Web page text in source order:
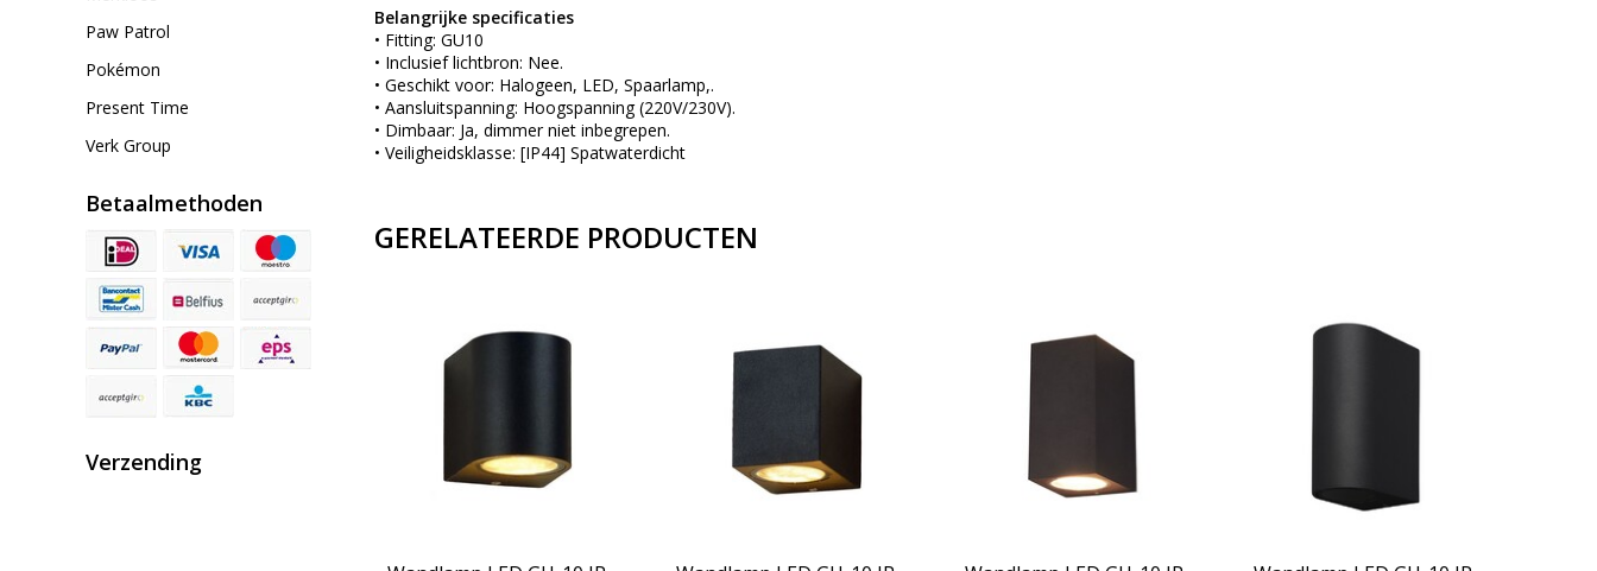
Paw Patrol
Pokémon
Present Time
Verk Group
Betaalmethoden
Verzending
Belangrijke specificaties
• Fitting: GU10
• Inclusief lichtbron: Nee.
• Geschikt voor: Halogeen, LED, Spaarlamp,.
• Aansluitspanning: Hoogspanning (220V/230V).
• Dimbaar: Ja, dimmer niet inbegrepen.
• Veiligheidsklasse: [IP44] Spatwaterdicht
GERELATEERDE PRODUCTEN